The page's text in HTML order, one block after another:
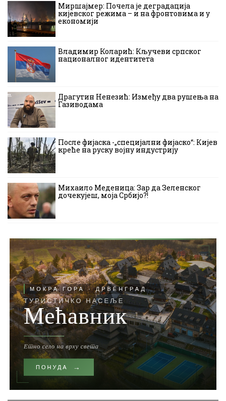
Миршајмер: Почела је деградација
кијевског режима – и на фронтовима и у
економији
Владимир Коларић: Кључеви српског
националног идентитета
Драгутин Ненезић: Између два рушења на
Газиводама
После фијаска -„специјални фијаско“: Кијев
креће на руску војну индустрију
Михаило Меденица: Зар да Зеленског
дочекујеш, моја Србијо?!